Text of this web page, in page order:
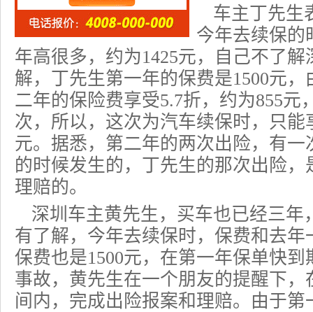
车主丁先生
今年去续保的
年高很多，约为1425元，自己不了
解，丁先生第一年的保费是1500元
二年的保险费享受5.7折，约为855元
次，所以，这次为汽车续保时，只能
元。据悉，第二年的两次出险，有
的时候发生的，丁先生的那次出险，
理赔的。
深圳车主黄先生，买车也已经三年
有了解，今年去续保时，保费和去
保费也是1500元，在第一年保单快
事故，黄先生在一个朋友的提醒下
间内，完成出险报案和理赔。由于